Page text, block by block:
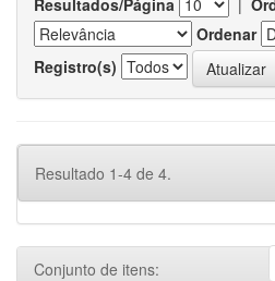
Resultados/Página |
Ordenar
Registro(s)
Resultado 1-4 de 4.
Conjunto de itens: